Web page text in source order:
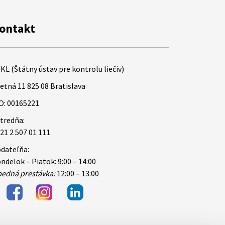
(Štátny ústav pre kontrolu liečiv)
11 825 08 Bratislava
00165221
2 507 01 111
– Piatok: 9:00 – 14:00
prestávka:12:00 – 13:00